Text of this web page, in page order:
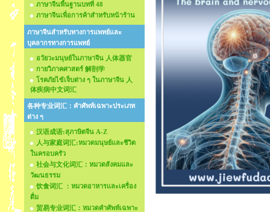
ภาษาจีนพื้นฐานบทที่ 48
ภาษาจีนเพื่อการค้าสำหรับหน้าร้าน
ภาษาจีนสำหรับทางการแพทย์และ
บุคลากรทางการแพทย์
อวัยวะมนุษย์ในภาษาจีน 人体器官
กายวิภาคศาสตร์ 解剖学
โรคภัยไข้เจ็บต่าง ๆ ในภาษาจีน 人
体疾病中文词汇
各种专业词汇：คำศัพท์เฉพาะประเภท
ต่าง ๆ
汉语成语:สุภาษิตจีน A-Z
人与家庭词汇:หมวดมนุษย์และชีวิต
ในครอบครัว
社会与文化词汇：หมวดสังคมและ
วัฒนธรรม
饮食词汇 ：หมวดอาหารและเครื่อง
ดื่ม
贸易专业词汇：หมวดคำศัพท์เฉพาะ